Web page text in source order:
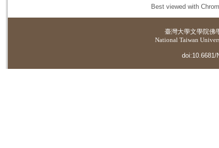
Best viewed with
臺灣大學文學院佛
National Taiwan
doi:10.6681/